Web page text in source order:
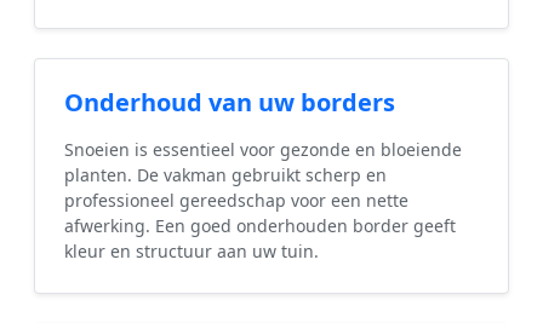
Onderhoud van uw borders
Snoeien is essentieel voor gezonde en bloeiende
planten. De vakman gebruikt scherp en
professioneel gereedschap voor een nette
afwerking. Een goed onderhouden border geeft
kleur en structuur aan uw tuin.